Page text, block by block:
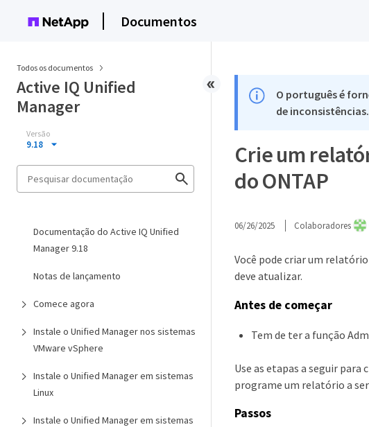
Documentos
Todos os documentos
Active IQ Unified
Manager
Versão
9.18
Documentação do Active IQ Unified
Manager 9.18
Notas de lançamento
Comece agora
Instale o Unified Manager nos sistemas
VMware vSphere
Instale o Unified Manager em sistemas
Linux
Instale o Unified Manager em sistemas
O português é
de inconsistências.
Crie um
do ONTAP
06/26/2025 Colaboradores
Você pode criar um
deve atualizar.
Antes de começar
Tem de ter a função
Use as etapas a seguir para
programe um relatório a
Passos